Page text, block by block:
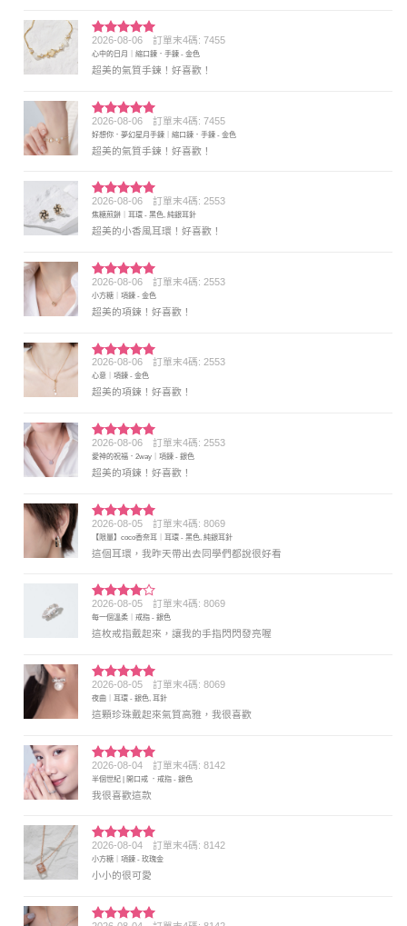
評分5 滿
分 5
2026-08-06 訂單末4碼: 7455
心中的日月｜縮口鍊．手鍊 - 金色
超美的氣質手鍊！好喜歡！
評分5滿
分 5
2026-08-06 訂單末4碼: 7455
好想你．夢幻星月手鍊｜縮口鍊．手鍊 - 金色
超美的氣質手鍊！好喜歡！
評分5 滿
分 5
2026-08-06 訂單末4碼: 2553
焦糖煎餅｜耳環 - 黑色, 純銀耳針
超美的小香風耳環！好喜歡！
評分5 滿
分 5
2026-08-06 訂單末4碼: 2553
小方糖｜項鍊 - 金色
超美的項鍊！好喜歡！
評分5 滿
分 5
2026-08-06 訂單末4碼: 2553
心意｜項鍊 - 金色
超美的項鍊！好喜歡！
評分5 滿
分 5
2026-08-06 訂單末4碼: 2553
愛神的祝福．2way｜項鍊 - 銀色
超美的項鍊！好喜歡！
評分5滿
分 5
2026-08-05 訂單末4碼: 8069
【限量】coco香奈耳｜耳環 - 黑色, 純銀耳針
這個耳環，我昨天帶出去同學們都說很好看
評分4
滿分 5
2026-08-05 訂單末4碼: 8069
每一個溫柔｜戒指 - 銀色
這枚戒指戴起來，讓我的手指閃閃發亮喔
評分5 滿
分 5
2026-08-05 訂單末4碼: 8069
夜曲｜耳環 - 銀色, 耳針
這顆珍珠戴起來氣質高雅，我很喜歡
評分5滿
分 5
2026-08-04 訂單末4碼: 8142
半個世紀 | 開口戒 ．戒指 - 銀色
我很喜歡這款
評分5 滿
分 5
2026-08-04 訂單末4碼: 8142
小方糖｜項鍊 - 玫瑰金
小小的很可愛